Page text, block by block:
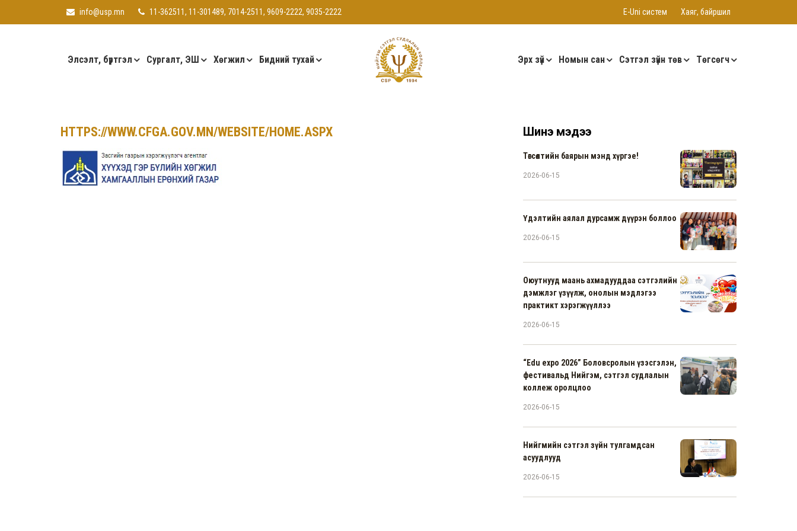
info@usp.mn 11-362511, 11-301489, 7014-2511, 9609-2222, 9035-2222 E-Uni систем Хаяг, байршил
Элсэлт, бүртгэл Сургалт, ЭШ Хөгжил Бидний тухай Эрх зүй Номын сан Сэтгэл зүйн төв Төгсөгч
HTTPS://WWW.CFGA.GOV.MN/WEBSITE/HOME.ASPX Шинэ мэдээ
Төгсөлтийн баярын мэнд хүргэе!
2026-06-15
Үдэлтийн аялал дурсамж дүүрэн боллоо
2026-06-15
Оюутнууд маань ахмадууддаа сэтгэлийн
дэмжлэг үзүүлж, онолын мэдлэгээ
практикт хэрэгжүүллээ
2026-06-15
“Edu expo 2026” Боловсролын үзэсгэлэн,
фестивальд Нийгэм, сэтгэл судлалын
коллеж оролцлоо
2026-06-15
Нийгмийн сэтгэл зүйн тулгамдсан
асуудлууд
2026-06-15